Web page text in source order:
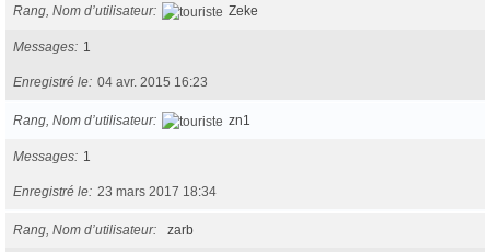
Rang, Nom d’utilisateur Zeke
Messages 1
Enregistré le 04 avr. 2015 16:23
Rang, Nom d’utilisateur zn1
Messages 1
Enregistré le 23 mars 2017 18:34
Rang, Nom d’utilisateur zarb